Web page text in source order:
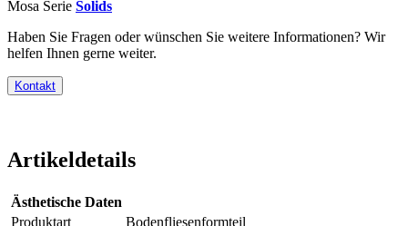
Mosa Serie Solids
Haben Sie Fragen oder wünschen Sie weitere Informationen? Wir
helfen Ihnen gerne weiter.
Kontakt
Artikeldetails
Ästhetische Daten
Produktart
Bodenfliesenformteil